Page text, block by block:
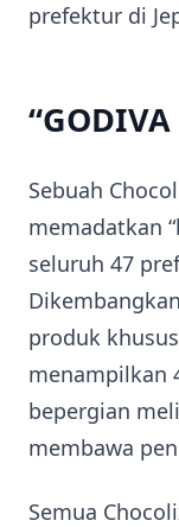
prefektur di
Sebuah
memadatkan
seluruh 47
produk
menampilkan
bepergian
membawa
Semua